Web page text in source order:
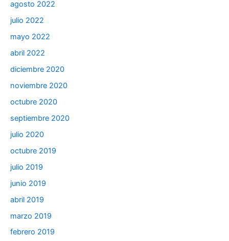
agosto 2022
julio 2022
mayo 2022
abril 2022
diciembre 2020
noviembre 2020
octubre 2020
septiembre 2020
julio 2020
octubre 2019
julio 2019
junio 2019
abril 2019
marzo 2019
febrero 2019